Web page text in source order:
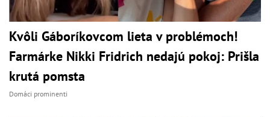
Kvôli Gáboríkovcom lieta v problémoch!
Farmárke Nikki Fridrich nedajú pokoj: Prišla
krutá pomsta
Domáci prominenti